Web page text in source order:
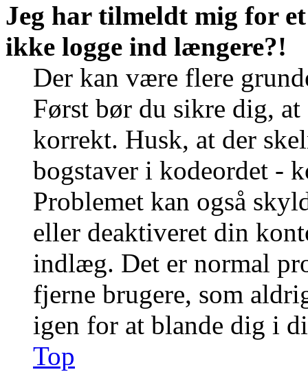
Jeg har tilmeldt mig for
ikke logge ind længere?!
Der kan være flere
Først bør du sikre dig,
korrekt. Husk, at der
bogstaver i kodeordet -
Problemet kan også
eller deaktiveret din
indlæg. Det er normal
fjerne brugere, som
igen for at blande dig i
Top